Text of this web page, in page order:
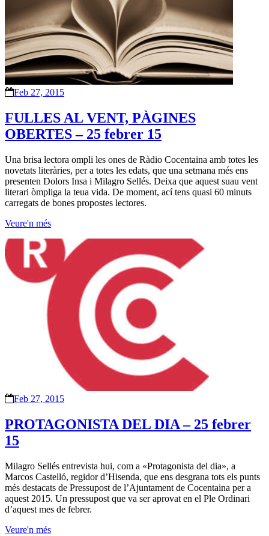
Feb 27, 2015
FULLES AL VENT, PÀGINES
OBERTES – 25 febrer 15
Una brisa lectora ompli les ones de Ràdio Cocentaina amb totes les
novetats literàries, per a totes les edats, que una setmana més ens
presenten Dolors Insa i Milagro Sellés. Deixa que aquest suau vent
literari òmpliga la teua vida. De moment, ací tens quasi 60 minuts
carregats de bones propostes lectores.
Veure'n més
Feb 27, 2015
PROTAGONISTA DEL DIA – 25 febrer
15
Milagro Sellés entrevista hui, com a «Protagonista del dia», a
Marcos Castelló, regidor d’Hisenda, que ens desgrana tots els punts
més destacats de Pressupost de l’Ajuntament de Cocentaina per a
aquest 2015. Un pressupost que va ser aprovat en el Ple Ordinari
d’aquest mes de febrer.
Veure'n més